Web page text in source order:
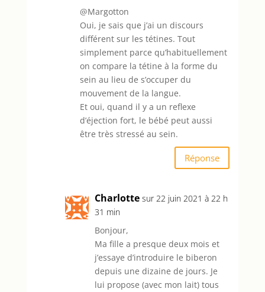
@Margotton
Oui, je sais que j’ai un discours
différent sur les tétines. Tout
simplement parce qu’habituellement
on compare la tétine à la forme du
sein au lieu de s’occuper du
mouvement de la langue.
Et oui, quand il y a un reflexe
d’éjection fort, le bébé peut aussi
être très stressé au sein.
Réponse
Charlotte sur 22 juin 2021 à 22 h
31 min
Bonjour,
Ma fille a presque deux mois et
j’essaye d’introduire le biberon
depuis une dizaine de jours. Je
lui propose (avec mon lait) tous